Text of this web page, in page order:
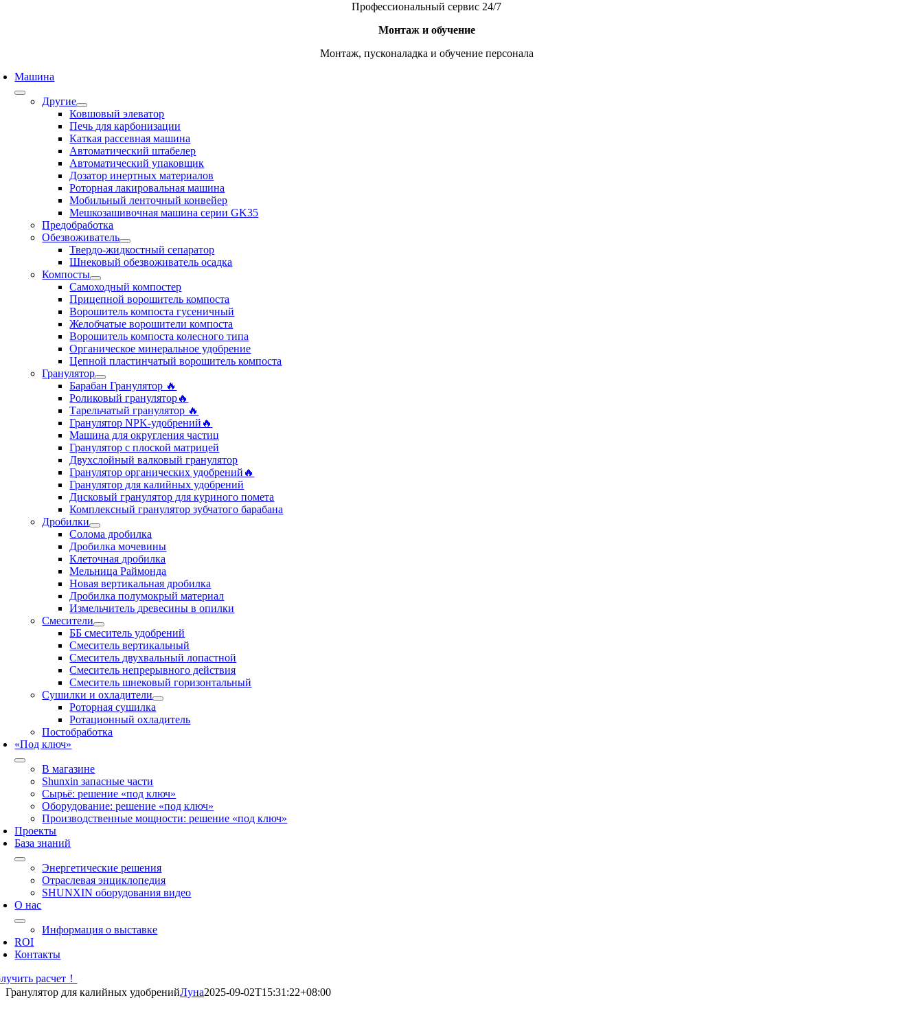
Профессиональный сервис 24/7
Монтаж и обучение
Монтаж, пусконаладка и обучение персонала
Машина
Другие
Ковшовый элеватор
Печь для карбонизации
Каткая рассевная машина
Автоматический штабелер
Автоматический упаковщик
Дозатор инертных материалов
Роторная лакировальная машина
Мобильный ленточный конвейер
Мешкозашивочная машина серии GK35
Предобработка
Обезвоживатель
Твердо-жидкостный сепаратор
Шнековый обезвоживатель осадка
Компосты
Cамоходный компостер
Прицепной ворошитель компоста
Ворошитель компоста гусеничный
Желобчатые ворошители компоста
Ворошитель компоста колесного типа
Органическое минеральное удобрение
Цепной пластинчатый ворошитель компоста
Гранулятор
Барабан Гранулятор 🔥
Роликовый гранулятор🔥
Тарельчатый гранулятор ‍🔥
Гранулятор NPK-удобрений🔥
Машина для округления частиц
Гранулятор с плоской матрицей
Двухслойный валковый гранулятор
Гранулятор органических удобрений🔥
Гранулятор для калийных удобрений
Дисковый гранулятор для куриного помета
Комплексный гранулятор зубчатого барабана
Дробилки
Солома дробилка
Дробилка мочевины
Клеточная дробилка
Мельница Раймонда
Новая вертикальная дробилка
Дробилка полумокрый материал
Измельчитель древесины в опилки
Смесители
ББ смеситель удобрений
Смеситель вертикальный
Смеситель двухвальный лопастной
Смеситель непрерывного действия
Смеситель шнековый горизонтальный
Сушилки и охладители
Роторная сушилка
Ротационный охладитель
Постобработка
«Под ключ»
В магазине
Shunxin запасные части
Сырьё: решение «под ключ»
Оборудование: решение «под ключ»
Производственные мощности: решение «под ключ»
Проекты
База знаний
Энергетические решения
Отраслевая энциклопедия
SHUNXIN оборудования видео
О нас
Информация о выставке
ROI
Контакты
расчет！
Гранулятор для калийных удобренийЛуна2025-09-02T15:31:22+08:00